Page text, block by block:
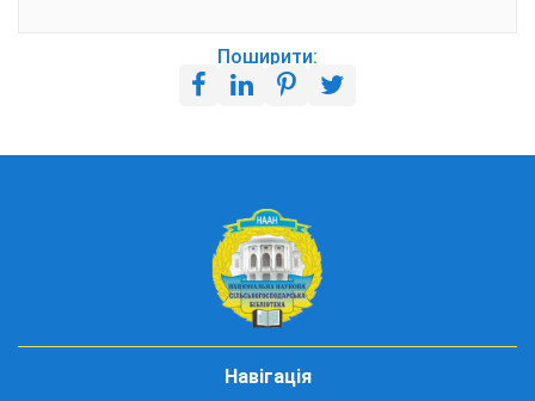
Поширити:
Навігація